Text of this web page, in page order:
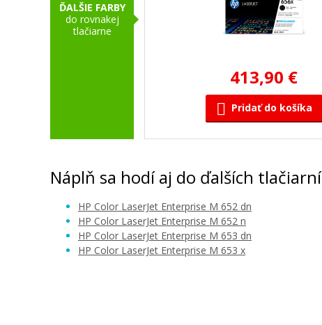
ĎALŠIE FARBY
do rovnakej
tlačiarne
413,90 €
Pridať do košíka
Náplň sa hodí aj do ďalších tlačiarní
HP Color LaserJet Enterprise M 652 dn
HP Color LaserJet Enterprise M 652 n
HP Color LaserJet Enterprise M 653 dn
HP Color LaserJet Enterprise M 653 x